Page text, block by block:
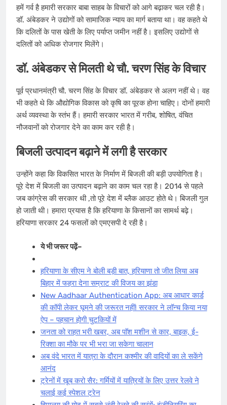
हमें गर्व है ​हमारी सरकार बाबा साहब के विचारों को आगे बढ़ाकर चल रही है।
डॉ. अंबेडकर ने उद्योगों को सामा​जिक न्याय का मार्ग बताया था। वह कहते थे​
कि दलितों के पास खेती के लिए पर्याप्त जमीन नहीं है। इसलिए उद्योगों से
दलितों को अ​धिक रोजगार मिलेंगे।
डॉ. अंबेडकर से मिलती थे चौ. चरण सिंह के विचार
पूर्व प्रधानमंत्री चौ. चरण सिंह के विचार डॉ. अंबेडकर से अलग नहीं ​थे। वह
भी कहते थे कि औद्योगिक विकास को कृ​षि का पूरक होना चाहिए। दोनों हमारी
अर्थ व्यवस्था के स्तंभ हैं। हमारी सरकार भारत में गरीब, शो​षित, वंचित
नौजवानों को रोजगार देने का काम कर रही है।
बिजली उत्पादन बढ़ाने में लगी है सरकार
उन्होंने कहा कि विकसित भारत के निर्माण में बिजली की बड़ी उपयोगिता है।
पूरे देश में बिजली का उत्पादन बढ़ाने का काम चल रहा है। 2014 से पहले
जब कांग्रेस की सरकार थी ,तो पूरे देश में ब्लैक आउट होते थे। बिजली गुल
हो जाती थी। हमारा प्रयास है कि हरियाणा के किसानों का सामर्थ बढ़े।
हरियाणा सरकार 24 फसलों को एमएसपी दे रही है।
ये भी जरूर पढ़ें–
हरियाणा के सीएम ने बोली बड़ी बात, हरियाणा तो जीत लिया अब
बिहार में फहरा देना सम्राट की विजय का झंडा
New Aadhaar Authentication App: अब आधार कार्ड
की कॉपी लेकर घूमने की जरूरत नहीं! सरकार ने लॉन्च किया नया
ऐप – पहचान होगी चुटकियों में
जनता को राहत भरी खबर, अब पाॅश मशीन से कार, बाइक, ई-
रिक्शा का मौके पर भी भरा जा सकेगा चालान
अब वंदे भारत में यात्रा के दौरान कश्मीर की वादियों का ले सकेंगे
आनंद
ट्रेनों में खूब करो सैर: गर्मियों में यात्रियों के लिए उत्तर रेलवे ने
चलाई कई स्पेशल ट्रेन